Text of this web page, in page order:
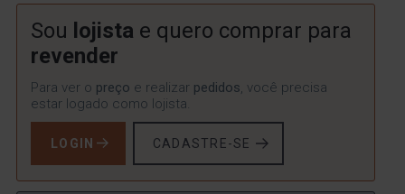
Sou lojista e quero comprar para
revender
Para ver o preço e realizar pedidos, você precisa
estar logado como lojista.
LOGIN CADASTRE-SE